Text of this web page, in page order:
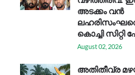
അടക്കം വൻ
കൊച്ചി സിറ്റി
August 02, 2026
അതിതീവ്ര